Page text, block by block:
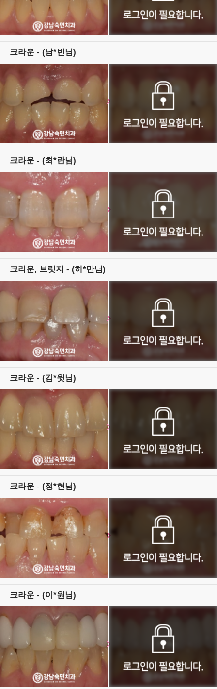
크라운 - (남*빈님)
크라운 - (최*란님)
크라운, 브릿지 - (하*만님)
크라운 - (김*윗님)
크라운 - (정*현님)
크라운 - (이*원님)